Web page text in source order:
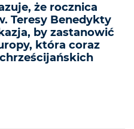
że rocznica
Teresy Benedykty
by zastanowić
która coraz